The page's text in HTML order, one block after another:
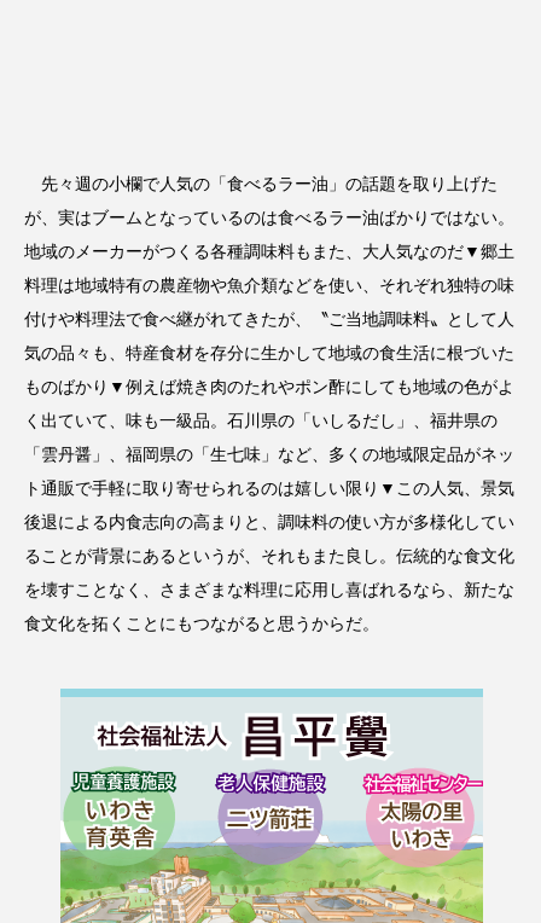
先々週の小欄で人気の「食べるラー油」の話題を取り上げた
が、実はブームとなっているのは食べるラー油ばかりではない。
地域のメーカーがつくる各種調味料もまた、大人気なのだ▼郷土
料理は地域特有の農産物や魚介類などを使い、それぞれ独特の味
付けや料理法で食べ継がれてきたが、〝ご当地調味料〟として人
気の品々も、特産食材を存分に生かして地域の食生活に根づいた
ものばかり▼例えば焼き肉のたれやポン酢にしても地域の色がよ
く出ていて、味も一級品。石川県の「いしるだし」、福井県の
「雲丹醤」、福岡県の「生七味」など、多くの地域限定品がネッ
ト通販で手軽に取り寄せられるのは嬉しい限り▼この人気、景気
後退による内食志向の高まりと、調味料の使い方が多様化してい
ることが背景にあるというが、それもまた良し。伝統的な食文化
を壊すことなく、さまざまな料理に応用し喜ばれるなら、新たな
食文化を拓くことにもつながると思うからだ。